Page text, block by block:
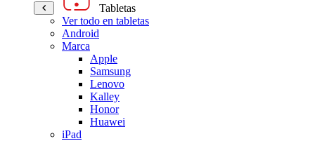
Tabletas
Ver todo en tabletas
Android
Marca
Apple
Samsung
Lenovo
Kalley
Honor
Huawei
iPad